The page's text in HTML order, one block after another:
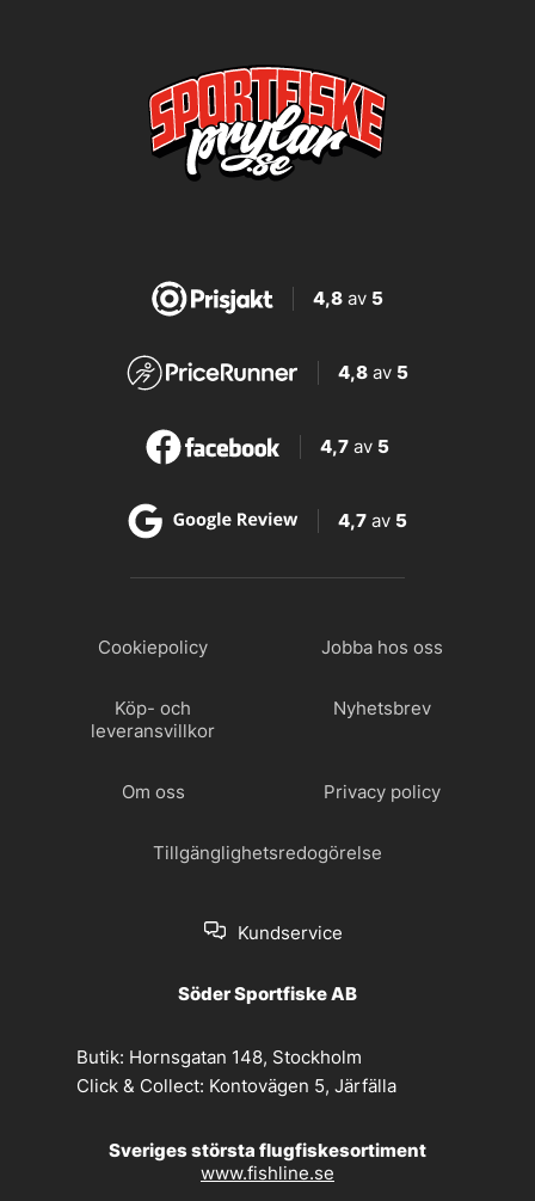
4,8av 5
4,8 av 5
4,7 av 5
4,7 av 5
Cookiepolicy Jobba hos oss
Köp- och
leveransvillkor
Nyhetsbrev
Om oss Privacy policy
Tillgänglighetsredogörelse
Kundservice
Söder Sportfiske AB
Butik: Hornsgatan 148, Stockholm
Click & Collect: Kontovägen 5, Järfälla
Sveriges största flugfiskesortiment
www.fishline.se